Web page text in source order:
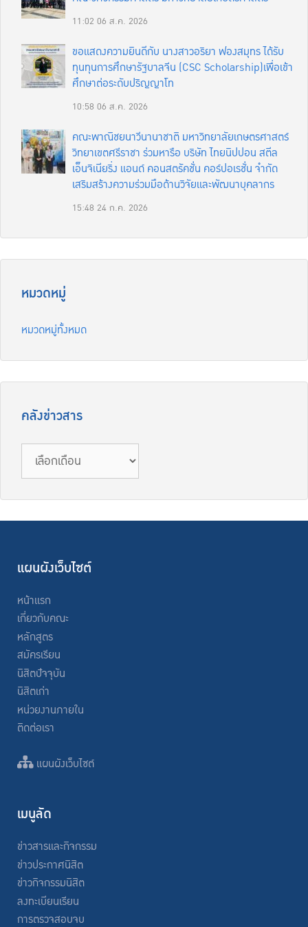
11:02 06 ส.ค. 2026
ขอแสดงความยินดีกับ นางสาวอริยา ฟองสมุทร ได้รับ
ทุนทุนการศึกษารัฐบาลจีน (CSC Scholarship)เพื่อเข้า
ศึกษาต่อระดับปริญญาโท
10:58 06 ส.ค. 2026
คณะพาณิชยนาวีนานาชาติ มหาวิทยาลัยเกษตรศาสตร์
วิทยาเขตศรีราชา ร่วมหารือ บริษัท ไทยนิปปอน สตีล
เอ็นจิเนียริ่ง แอนด์ คอนสตรัคชั่น คอร์ปอเรชั่น จำกัด
เสริมสร้างความร่วมมือด้านวิจัยและพัฒนาบุคลากร
15:48 24 ก.ค. 2026
หมวดหมู่
หมวดหมู่ทั้งหมด
คลังข่าวสาร
ข่าวสาร
แผนผังเว็บไซต์
หน้าแรก
เกี่ยวกับคณะ
หลักสูตร
สมัครเรียน
นิสิตปัจจุบัน
นิสิตเก่า
หน่วยงานภายใน
ติดต่อเรา
แผนผังเว็บไซต์
เมนูลัด
ข่าวสารและกิจกรรม
ข่าวประกาศนิสิต
ข่าวกิจกรรมนิสิต
ลงทะเบียนเรียน
การตรวจสอบจบ